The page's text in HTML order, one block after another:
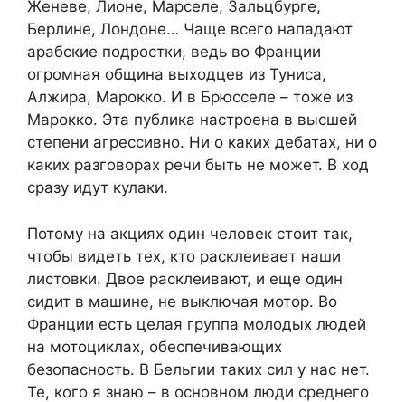
Женеве, Лионе, Марселе, Зальцбурге,
Берлине, Лондоне… Чаще всего нападают
арабские подростки, ведь во Франции
огромная община выходцев из Туниса,
Алжира, Марокко. И в Брюсселе – тоже из
Марокко. Эта публика настроена в высшей
степени агрессивно. Ни о каких дебатах, ни о
каких разговорах речи быть не может. В ход
сразу идут кулаки.
Потому на акциях один человек стоит так,
чтобы видеть тех, кто расклеивает наши
листовки. Двое расклеивают, и еще один
сидит в машине, не выключая мотор. Во
Франции есть целая группа молодых людей
на мотоциклах, обеспечивающих
безопасность. В Бельгии таких сил у нас нет.
Те, кого я знаю – в основном люди среднего